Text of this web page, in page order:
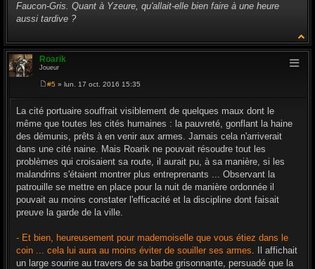
Faucon-Gris. Quant à Yzeure, qu'allait-elle bien faire à une heure
aussi tardive ?
Roarik
Joueur
s
a
e
#5» lun. 17 oct. 2016 15:35
La cité portuaire souffrait visiblement de quelques maux dont le
même que toutes les cités humaines : la pauvreté, gonflant la haine
des démunis, prêts à en venir aux armes. Jamais cela n'arriverait
dans une cité naine. Mais Roarik ne pouvait résoudre tout les
problèmes qui croisaient sa route, il aurait pu, à sa manière, si les
malandrins s'étaient montrer plus entreprenants ... Observant la
patrouille se mettre en place pour la nuit de manière ordonnée il
pouvait au moins constater l'efficacité et la discipline dont faisait
preuve la garde de la ville.
- Et bien, heureusement pour mademoiselle que vous étiez dans le
coin ... cela lui aura au moins éviter de souiller ses armes. Il affichait
un large sourire au travers de sa barbe grisonnante, persuadé que la